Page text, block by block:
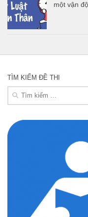
một vận
TÌM KIẾM ĐỀ THI
Tìm
kiếm